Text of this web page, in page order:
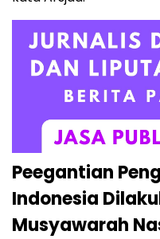
Peegantian
Indonesia
Musyawarah